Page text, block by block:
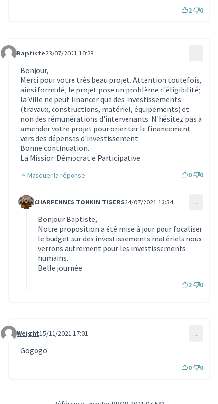
2 0
Commentaire 770
Baptiste23/07/2021 10:28 …
Bonjour,
Merci pour votre très beau projet. Attention toutefois,
ainsi formulé, le projet pose un problème d'éligibilité;
la Ville ne peut financer que des investissements
(travaux, constructions, matériel, équipements) et
non des rémunérations d'intervenants. N'hésitez pas à
amender votre projet pour orienter le financement
vers des dépenses d'investissement.
Bonne continuation.
La Mission Démocratie Participative
Masquer la réponse 0 0
Commentaire 787 (réponse au commentaire 770)
CHARPENNES TONKIN TIGERS24/07/2021 13:34 …
Bonjour Baptiste,
Notre proposition a été mise à jour pour focaliser
le budget sur des investissements matériels nous
verrons autrement pour les investissements
humains.
Belle journée
2 0
Commentaire 1151
Weight15/11/2021 17:01 …
Gogogo
0 0